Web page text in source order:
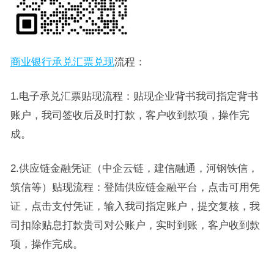
商业银行承兑汇票兑现流程：
1.电子承兑汇票贴现流程：贴现企业背书我司指定背书
账户，我司签收后及时打款，客户收到款项，操作完
成。
2.供应链金融凭证（中企云链，建信融通，河钢铁信，
筑信等）贴现流程：登陆供应链金融平台，点击可用凭
证，点击支付凭证，输入我司指定账户，提交复核，我
司扣除贴息打款贵司对公账户，实时到账，客户收到款
项，操作完成。